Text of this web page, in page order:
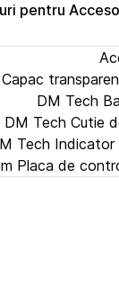
pentru
Capac
DM Tech
DM Tech Cutie
Tech
Placa de